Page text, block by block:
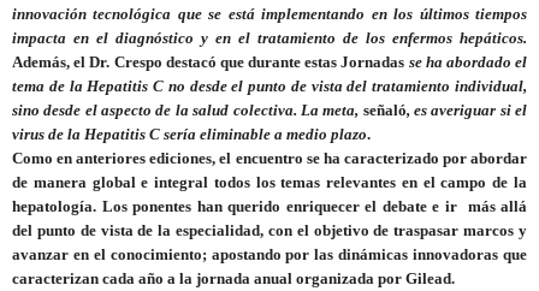
innovación tecnológica que se está implementando en los últimos tiempos
impacta en el diagnóstico y en el tratamiento de los enfermos hepáticos.
Además, el Dr. Crespo destacó que durante estas Jornadas se ha abordado el
tema de la Hepatitis C no desde el punto de vista del tratamiento individual,
sino desde el aspecto de la salud colectiva. La meta, señaló, es averiguar si el
virus de la Hepatitis C sería eliminable a medio plazo.
Como en anteriores ediciones, el encuentro se ha caracterizado por abordar
de manera global e integral todos los temas relevantes en el campo de la
hepatología. Los ponentes han querido enriquecer el debate e ir más allá
del punto de vista de la especialidad, con el objetivo de traspasar marcos y
avanzar en el conocimiento; apostando por las dinámicas innovadoras que
caracterizan cada año a la jornada anual organizada por Gilead.